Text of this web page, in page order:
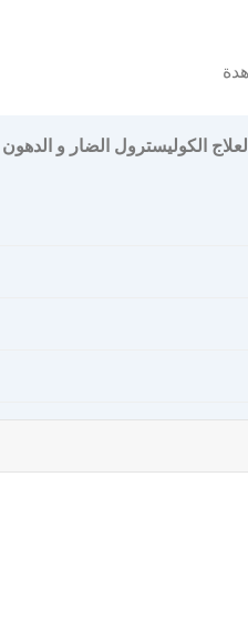
سعر و جرعة و إرشادات إستخدام دواء فروزيتور Frositor لعلاج الكوليسترول الضار و الدهون